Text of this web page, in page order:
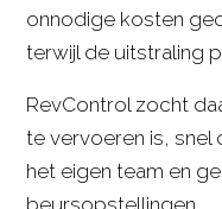
onnodige kosten
terwijl de uitstraling
RevControl zocht
te vervoeren is,
het eigen team en